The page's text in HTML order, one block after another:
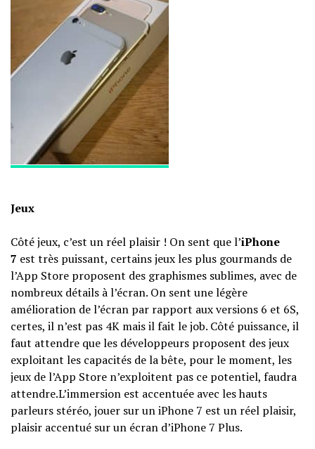
Jeux
Côté jeux, c’est un réel plaisir ! On sent que l’iPhone
7 est très puissant, certains jeux les plus gourmands de
l’App Store proposent des graphismes sublimes, avec de
nombreux détails à l’écran. On sent une légère
amélioration de l’écran par rapport aux versions 6 et 6S,
certes, il n’est pas 4K mais il fait le job. Côté puissance, il
faut attendre que les développeurs proposent des jeux
exploitant les capacités de la bête, pour le moment, les
jeux de l’App Store n’exploitent pas ce potentiel, faudra
attendre.L’immersion est accentuée avec les hauts
parleurs stéréo, jouer sur un iPhone 7 est un réel plaisir,
plaisir accentué sur un écran d’iPhone 7 Plus.